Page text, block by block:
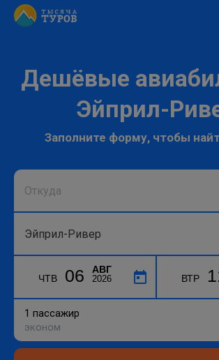
Дешёвые
Эйприл-
Заполните форму, чтобы
ЧТВ 06 АВГ
2026 ВТР
1 пассажир
эконом